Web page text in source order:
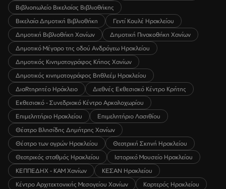
Βιβλιοπωλείο Βικελαίας Βιβλιοθήκης
Βικελαία Δημοτική Βιβλιοθήκη
Γεντί Κουλέ Ηρακλείου
Δημοτική Βιβλιοθήκη Χανίων
Δημοτική Πινακοθήκη Χανίων
Δημοτικό Μέγαρο της οδού Ανδρόγεω Ηρακλείου
Δημοτικός Κινηματογράφος Κήπος Χανίων
Δημοτικός κινηματογράφος Βηθλεέμ Ηρακλείου
ΔιαRτηρητέο Ηράκλειο
Διεθνές Εκθεσιακό Κέντρο Κρήτης
Εκθεσιακό - Συνεδριακό Κέντρο Αρκαλοχωρίου
Επιμελητήριο Ηρακλείου
Επιμελητήριο Λασιθίου
Θέατρο Βλησίδης Δημήτρης Χανίων
Θέατρο των αγρών Ηρακλείου
Θεατρική Σκηνή Ηρακλείου
Θεατρικός σταθμός Ηρακλείου
Ιστορικό Μουσείο Ηρακλείου
ΚΕΠΠΕΔΗΧ - ΚΑΜ Χανίων
ΚΕΣΑΝ Ηρακλείου
Κέντρο Αρχιτεκτονικής Μεσογείου Χανίων
Καρτερός Ηρακλείου